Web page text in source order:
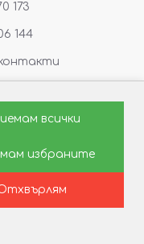
173
144
изберете Victoria
годежен
всички
избраните